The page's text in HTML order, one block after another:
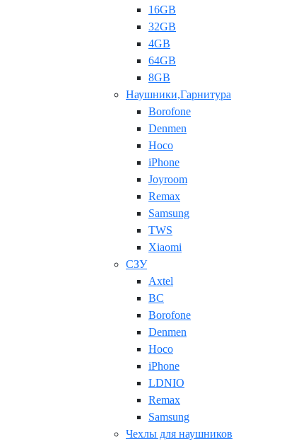
16GB
32GB
4GB
64GB
8GB
Наушники,Гарнитура
Borofone
Denmen
Hoco
iPhone
Joyroom
Remax
Samsung
TWS
Xiaomi
СЗУ
Axtel
BC
Borofone
Denmen
Hoco
iPhone
LDNIO
Remax
Samsung
Чехлы для наушников